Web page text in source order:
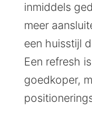
inmiddels
meer
een huisstijl
Een refresh
goedkoper,